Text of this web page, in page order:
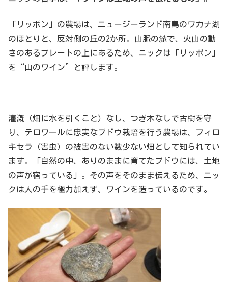
「リッポン」の農場は、ニュージーランド南島のワカナ湖
のほとりと、反対側の丘の2か所。山脈の麓で、火山の動
きのあるプレートの上にあるため、ニックは「リッポン」
を“山のワイン”と評します。
灌漑（畑に水を引くこと）なし、つぎ木なしで古樹を守
り、テロワールに忠実なブドウ栽培を行う農場は、フィロ
キセラ（害虫）の被害のない数少ない畑として知られてい
ます。「自然の中、ありのままに育てたブドウには、土地
の声が宿っている」。その声をそのまま伝えるため、ニッ
クは人の手を極力加えず、ワインを造っているのです。